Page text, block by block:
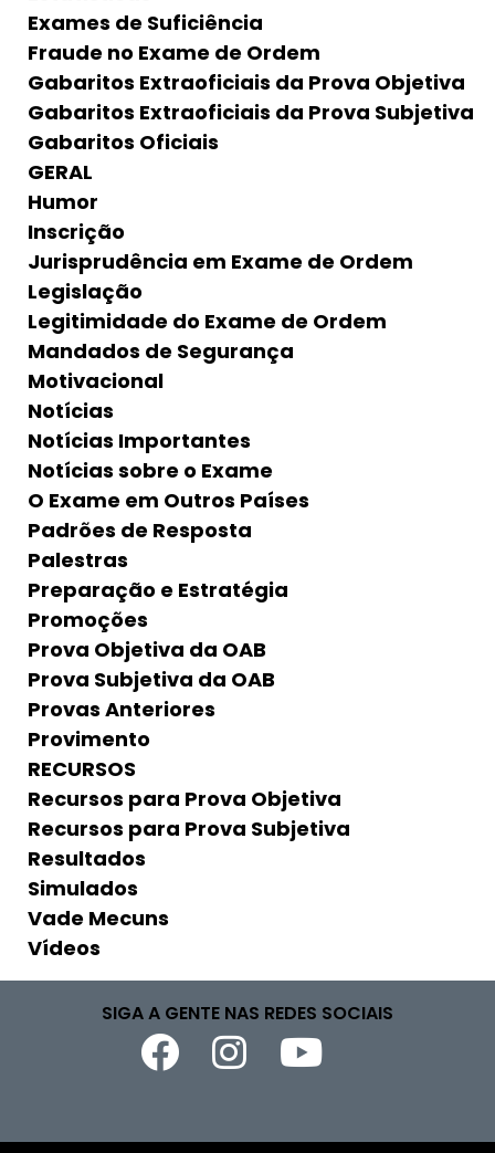
Exames de Suficiência
Fraude no Exame de Ordem
Gabaritos Extraoficiais da Prova Objetiva
Gabaritos Extraoficiais da Prova Subjetiva
Gabaritos Oficiais
GERAL
Humor
Inscrição
Jurisprudência em Exame de Ordem
Legislação
Legitimidade do Exame de Ordem
Mandados de Segurança
Motivacional
Notícias
Notícias Importantes
Notícias sobre o Exame
O Exame em Outros Países
Padrões de Resposta
Palestras
Preparação e Estratégia
Promoções
Prova Objetiva da OAB
Prova Subjetiva da OAB
Provas Anteriores
Provimento
RECURSOS
Recursos para Prova Objetiva
Recursos para Prova Subjetiva
Resultados
Simulados
Vade Mecuns
Vídeos
SIGA A GENTE NAS REDES SOCIAIS